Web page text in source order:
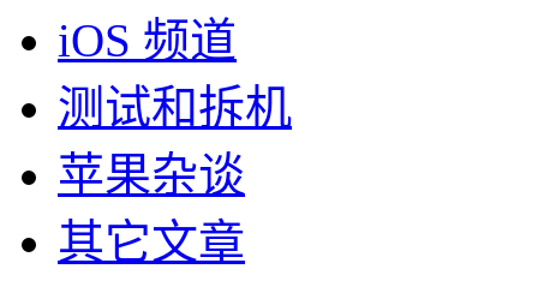
iOS 频道
测试和拆机
苹果杂谈
其它文章